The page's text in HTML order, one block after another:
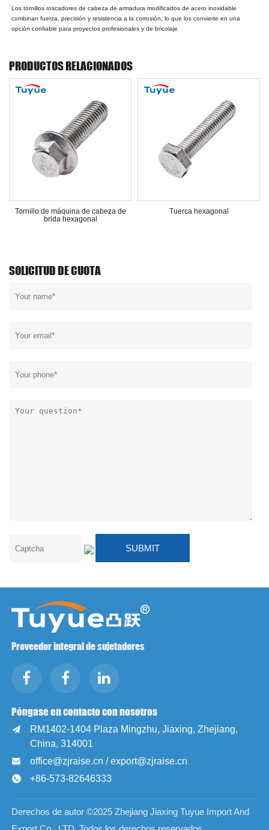
Los tornillos roscadores de cabeza de armadura modificados de acero inoxidable
combinan fuerza, precisión y resistencia a la corrosión, lo que los convierte en una
opción confiable para proyectos profesionales y de bricolaje.
PRODUCTOS RELACIONADOS
Tornillo de máquina de cabeza de
brida hexagonal
Tuerca hexagonal
SOLICITUD DE CUOTA
Proveedor integral de sujetadores
Póngase en contacto con nosotros

RM1402-1404 Plaza Mingzhu, Jiaxing, Zhejiang,
China, 314001
 office@zjraise.cn / export@zjraise.cn
 +86-573-82646333
Derechos de autor ©2025 Zhejiang Jiaxing Tuyue Import And